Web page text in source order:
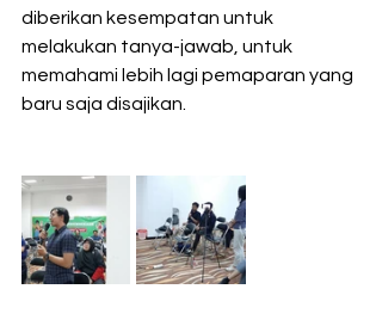
diberikan kesempatan untuk
melakukan tanya-jawab, untuk
memahami lebih lagi pemaparan yang
baru saja disajikan.